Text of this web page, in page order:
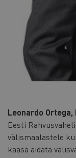
Leonardo
Eesti
välismaalastele
kaasa aidata